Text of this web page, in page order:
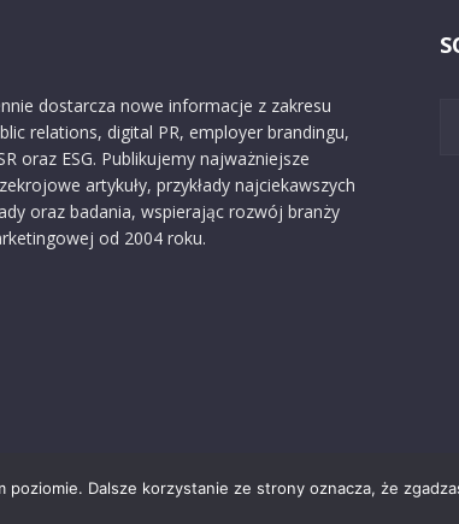
dostarcza nowe informacje z zakresu
relations, digital PR, employer brandingu,
oraz ESG. Publikujemy najważniejsze
artykuły, przykłady najciekawszych
oraz badania, wspierając rozwój branży
od 2004 roku.
O nas Reklama
Dalsze korzystanie ze strony oznacza, że